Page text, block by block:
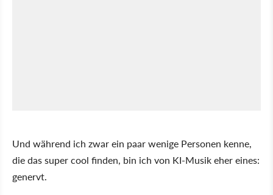
Und während ich zwar ein paar wenige Personen kenne,
die das super cool finden, bin ich von KI-Musik eher eines:
genervt.